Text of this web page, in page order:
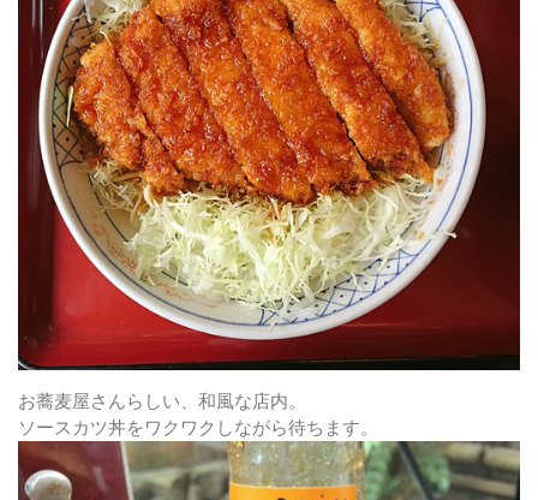
お蕎麦屋さんらしい、和風な店内。
ソースカツ丼をワクワクしながら待ちます。